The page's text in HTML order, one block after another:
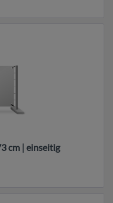
cm | einseitig